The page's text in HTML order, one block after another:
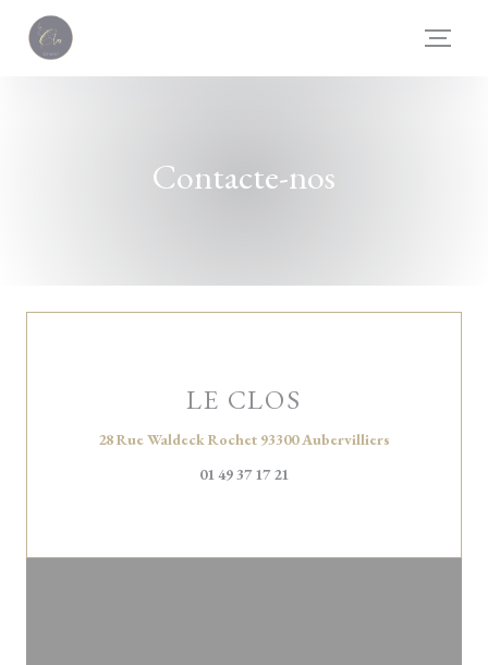
Painel de Gerenciamento de Cookies
Contacte-nos
LE CLOS
28 Rue Waldeck Rochet 93300 Aubervilliers
01 49 37 17 21